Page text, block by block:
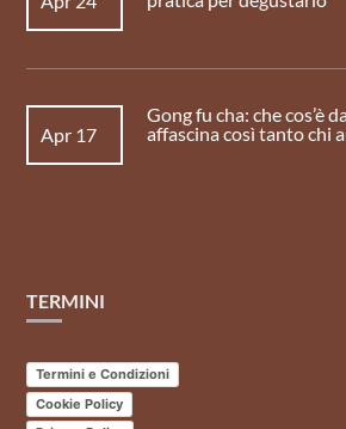
Gong fu cha: che cos’è
affascina così tanto chi
Apr 17
TERMINI
Termini e Condizioni
Cookie Policy